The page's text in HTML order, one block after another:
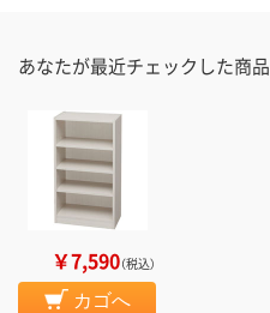
あなたが最近チェックした商品
￥7,590（税込）
カゴへ